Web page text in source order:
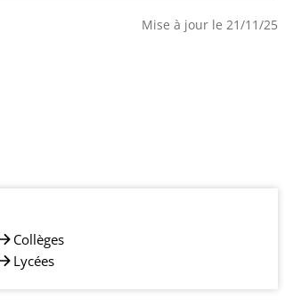
Mise à jour le 21/11/25
Collèges
Lycées